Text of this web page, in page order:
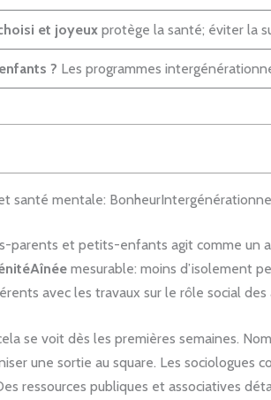
et joyeux protège la santé; éviter la
? Les programmes
santé mentale:
parents et petits-enfants agit comme un
mesurable: moins d’isolement
avec les travaux sur le rôle social
se voit dès les premières semaines.
une sortie au square. Les sociologues
ressources publiques et associatives